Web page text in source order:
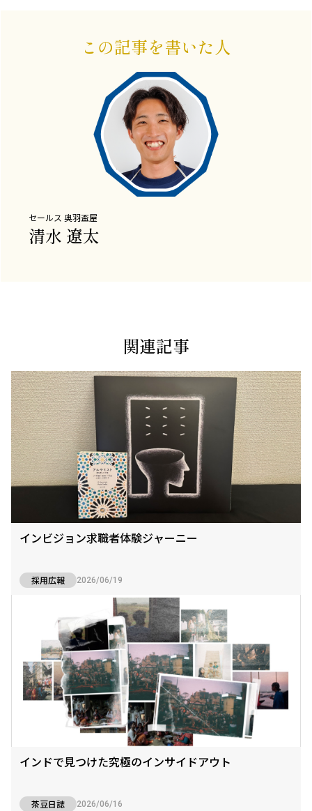
この記事を書いた人
セールス 奥羽盃屋
清水 遼太
関連記事
インビジョン求職者体験ジャーニー
採用広報 2026/06/19
インドで見つけた究極のインサイドアウト
茶豆日誌 2026/06/16